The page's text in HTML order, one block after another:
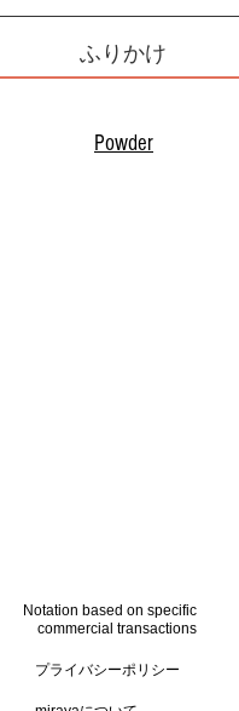
ふりかけ
Powder
Notation based on specific
commercial transactions
プライバシーポリシー